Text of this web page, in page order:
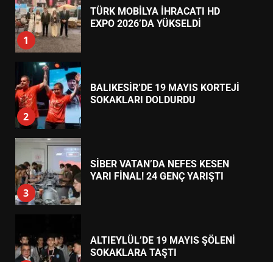
1
TÜRK MOBİLYA İHRACATI HD
EXPO 2026’DA YÜKSELDİ
2
BALIKESİR’DE 19 MAYIS KORTEJİ
SOKAKLARI DOLDURDU
3
SİBER VATAN’DA NEFES KESEN
YARI FİNAL! 24 GENÇ YARIŞTI
ALTIEYLÜL’DE 19 MAYIS ŞÖLENİ
SOKAKLARA TAŞTI